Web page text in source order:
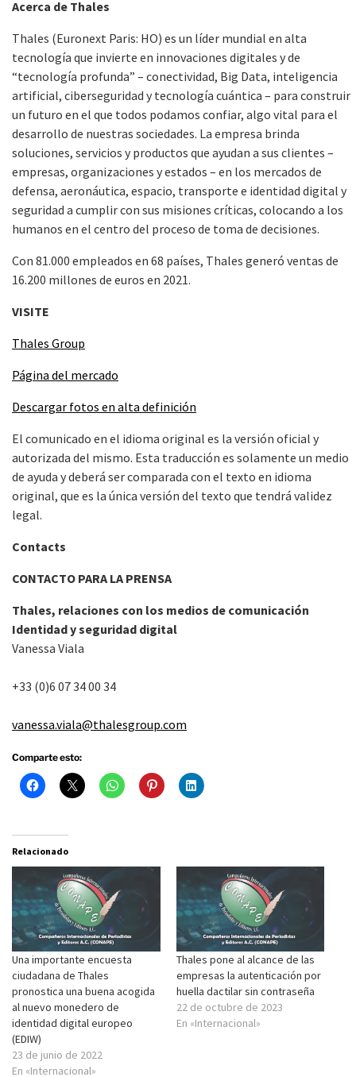
Acerca de Thales
Thales (Euronext Paris: HO) es un líder mundial en alta
tecnología que invierte en innovaciones digitales y de
“tecnología profunda” – conectividad, Big Data, inteligencia
artificial, ciberseguridad y tecnología cuántica – para construir
un futuro en el que todos podamos confiar, algo vital para el
desarrollo de nuestras sociedades. La empresa brinda
soluciones, servicios y productos que ayudan a sus clientes –
empresas, organizaciones y estados – en los mercados de
defensa, aeronáutica, espacio, transporte e identidad digital y
seguridad a cumplir con sus misiones críticas, colocando a los
humanos en el centro del proceso de toma de decisiones.
Con 81.000 empleados en 68 países, Thales generó ventas de
16.200 millones de euros en 2021.
VISITE
Thales Group
Página del mercado
Descargar fotos en alta definición
El comunicado en el idioma original es la versión oficial y
autorizada del mismo. Esta traducción es solamente un medio
de ayuda y deberá ser comparada con el texto en idioma
original, que es la única versión del texto que tendrá validez
legal.
Contacts
CONTACTO PARA LA PRENSA
Thales, relaciones con los medios de comunicación
Identidad y seguridad digital
Vanessa Viala
+33 (0)6 07 34 00 34
vanessa.viala@thalesgroup.com
Comparte esto:
Relacionado
Una importante encuesta
ciudadana de Thales
pronostica una buena acogida
al nuevo monedero de
identidad digital europeo
(EDIW)
23 de junio de 2022
En «Internacional»
Thales pone al alcance de las
empresas la autenticación por
huella dactilar sin contraseña
22 de octubre de 2023
En «Internacional»